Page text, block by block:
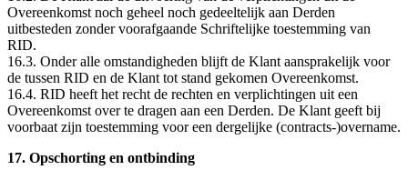
Overeenkomst noch geheel noch gedeeltelijk aan Derden
uitbesteden zonder voorafgaande Schriftelijke toestemming van
RID.
16.3. Onder alle omstandigheden blijft de Klant aansprakelijk voor
de tussen RID en de Klant tot stand gekomen Overeenkomst.
16.4. RID heeft het recht de rechten en verplichtingen uit een
Overeenkomst over te dragen aan een Derden. De Klant geeft bij
voorbaat zijn toestemming voor een dergelijke (contracts-)overname.
17. Opschorting en ontbinding